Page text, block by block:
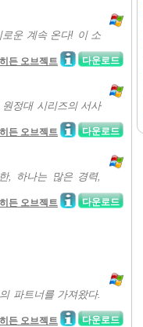
운 계속 온다! 이 소
다운로드
히든 오브젝트
정대 시리즈의 서사
다운로드
히든 오브젝트
, 하나는 많은 경력,
다운로드
히든 오브젝트
파트너를 가져왔다.
다운로드
히든 오브젝트